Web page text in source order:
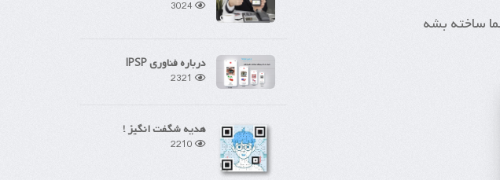
درباره فناوری IPSP
هدیه شگفت انگیز !